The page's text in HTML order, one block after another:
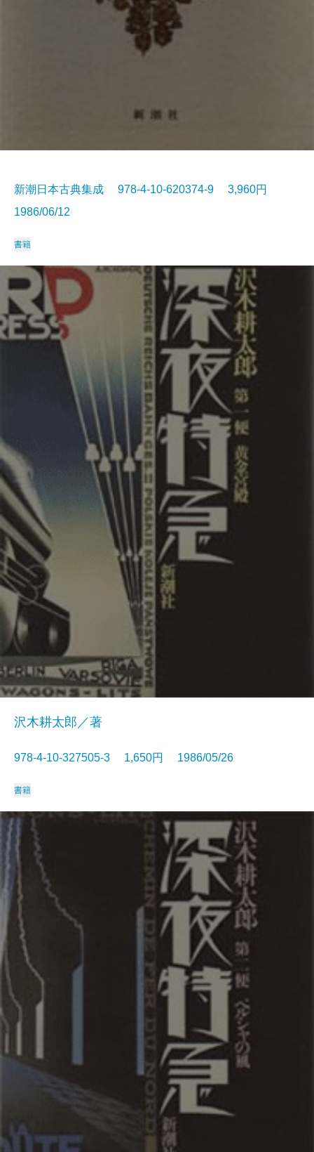
新潮日本古典集成 978-4-10-620374-9 3,960円
1986/06/12
書籍
沢木耕太郎／著
978-4-10-327505-3 1,650円 1986/05/26
書籍